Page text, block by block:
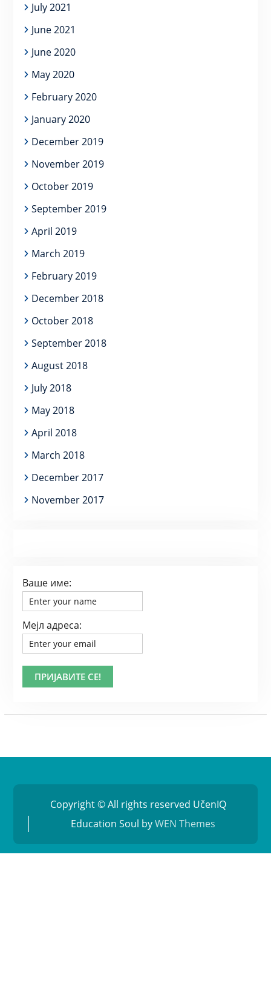
July 2021
June 2021
June 2020
May 2020
February 2020
January 2020
December 2019
November 2019
October 2019
September 2019
April 2019
March 2019
February 2019
December 2018
October 2018
September 2018
August 2018
July 2018
May 2018
April 2018
March 2018
December 2017
November 2017
Ваше име:
Мејл адреса:
Copyright © All rights reserved UčenIQ
Education Soul byWEN Themes